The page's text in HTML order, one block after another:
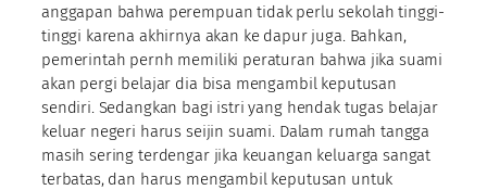
anggapan bahwa perempuan tidak perlu sekolah tinggi-
tinggi karena akhirnya akan ke dapur juga. Bahkan,
pemerintah pernh memiliki peraturan bahwa jika suami
akan pergi belajar dia bisa mengambil keputusan
sendiri. Sedangkan bagi istri yang hendak tugas belajar
keluar negeri harus seijin suami. Dalam rumah tangga
masih sering terdengar jika keuangan keluarga sangat
terbatas, dan harus mengambil keputusan untuk